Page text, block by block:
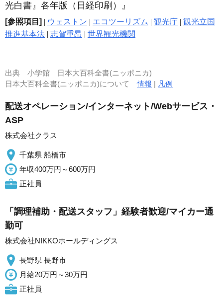
光白書』各年版（日経印刷）』
[参照項目] | ウェストン | エコツーリズム | 観光庁 | 観光立国
推進基本法 | 志賀重昂 | 世界観光機関
出典 小学館 日本大百科全書(ニッポニカ)
日本大百科全書(ニッポニカ)について情報 | 凡例
配送オペレーション/インターネット/Webサービス・
ASP
株式会社クラス
千葉県 船橋市
年収400万円～600万円
正社員
「調理補助・配送スタッフ」経験者歓迎/マイカー通
勤可
株式会社NIKKOホールディングス
長野県 長野市
月給20万円～30万円
正社員